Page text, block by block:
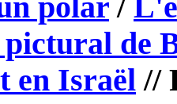
de
en Israël //